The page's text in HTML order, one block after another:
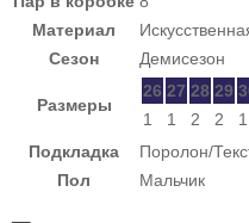
Материал
Сезон
Демисезон
Размеры
26 27 28 29
1
1 2 2 1
Подкладка
Поролон/
Пол
Мальчик